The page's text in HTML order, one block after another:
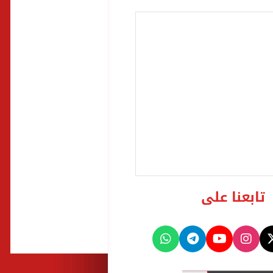
تابعنا على